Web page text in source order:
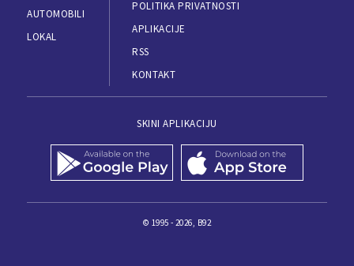
AUTOMOBILI
LOKAL
POLITIKA PRIVATNOSTI
APLIKACIJE
RSS
KONTAKT
SKINI APLIKACIJU
© 1995 - 2026, B92